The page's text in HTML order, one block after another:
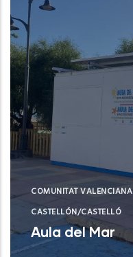
COMUNITAT VALENCIANA
CASTELLÓN/CASTELLÓ
Aula del Mar